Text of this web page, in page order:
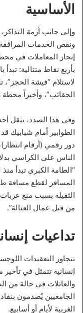
الأساسية
وإلى جانب أزمة
ونقص الخدمات
إنجاز المعاملات في
بأربع نقاط متتالية: تبدأ
لاستلام “فيشة الحجز”،
الحقائب”، وأخيراً محطة
وفي هذا الصدد، ينقل
الطوابير أمام شبابيك
دور رقمي (أرقام
الناس على الكراسي
“الطامة الكبرى تبدأ
المسافر لقطع مسافة
الثقيلة بسبب منع
من قبل عمال العتالة”.
تداعيات
تتجاوز التعقيدات
إنسانية تتمثل في
والعائلات في حالة من
الجامعيين يُصدمون
الغربية لأيام أو أسابيع.